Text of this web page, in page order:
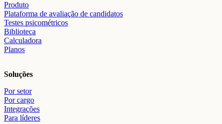
Produto
Plataforma de avaliação de candidatos
Testes psicométricos
Biblioteca
Calculadora
Planos
Soluções
Por setor
Por cargo
Integrações
Para líderes